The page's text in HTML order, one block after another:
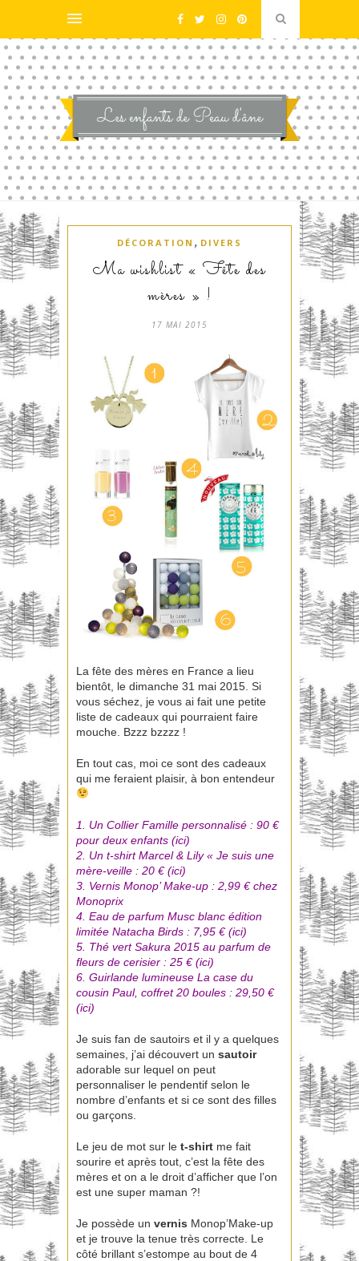
DÉCORATION , DIVERS
Ma wishlist « Fête des
mères » !
17 MAI 2015
La fête des mères en France a lieu
bientôt, le dimanche 31 mai 2015. Si
vous séchez, je vous ai fait une petite
liste de cadeaux qui pourraient faire
mouche. Bzzz bzzzz !
En tout cas, moi ce sont des cadeaux
qui me feraient plaisir, à bon entendeur
1. Un Collier Famille personnalisé : 90 €
pour deux enfants (ici)
2. Un t-shirt Marcel & Lily « Je suis une
mère-veille : 20 € (ici)
3. Vernis Monop’ Make-up : 2,99 € chez
Monoprix
4. Eau de parfum Musc blanc édition
limitée Natacha Birds : 7,95 € (ici)
5. Thé vert Sakura 2015 au parfum de
fleurs de cerisier : 25 € (ici)
6. Guirlande lumineuse La case du
cousin Paul, coffret 20 boules : 29,50 €
(ici)
Je suis fan de sautoirs et il y a quelques
semaines, j’ai découvert un sautoir
adorable sur lequel on peut
personnaliser le pendentif selon le
nombre d’enfants et si ce sont des filles
ou garçons.
Le jeu de mot sur le t-shirt me fait
sourire et après tout, c’est la fête des
mères et on a le droit d’afficher que l’on
est une super maman ?!
Je possède un vernis Monop’Make-up
et je trouve la tenue très correcte. Le
côté brillant s’estompe au bout de 4